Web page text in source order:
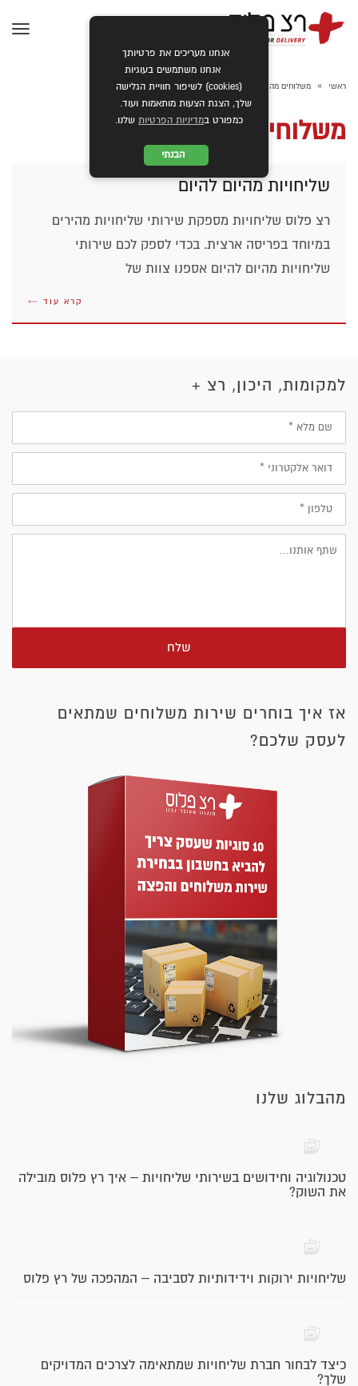
ראשי » משלוחים מהירים
משלוחים מהירים
שליחויות מהיום להיום
רצ פלוס שליחויות מספקת שירותי שליחויות מהירים
במיוחד בפריסה ארצית. בכדי לספק לכם שירותי
שליחויות מהיום להיום אספנו צוות של
קרא עוד ←
למקומות, היכון, רצ +
שם
מלא
דוא״ל
טלפון
שלח
אז איך בוחרים שירות משלוחים שמתאים
לעסק שלכם?
מהבלוג שלנו
טכנולוגיה וחידושים בשירותי שליחויות – איך רץ פלוס מובילה
את השוק?
שליחויות ירוקות וידידותיות לסביבה – המהפכה של רץ פלוס
כיצד לבחור חברת שליחויות שמתאימה לצרכים המדויקים
שלך?
אנחנו מעריכים את פרטיותך
אנחנו משתמשים בעוגיות
(cookies) לשיפור חוויית הגלישה
שלך, הצגת הצעות מותאמות ועוד.
כמפורט במדיניות הפרטיות שלנו.
הבנתי